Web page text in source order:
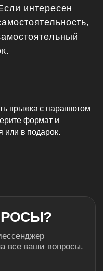
интересен
прыжка с парашютом
формат и
или в подарок.